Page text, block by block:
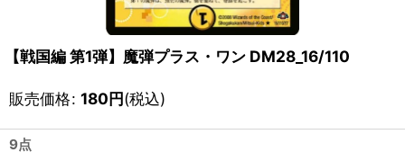
【戦国編 第1弾】魔弾プラス・ワン DM28_16/110
販売価格: 180円(税込)
9点